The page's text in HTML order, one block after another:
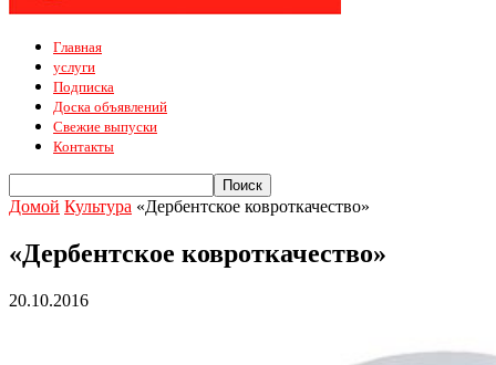
Главная
услуги
Подписка
Доска объявлений
Свежие выпуски
Контакты
Домой Культура «Дербентское ковроткачество»
«Дербентское ковроткачество»
20.10.2016